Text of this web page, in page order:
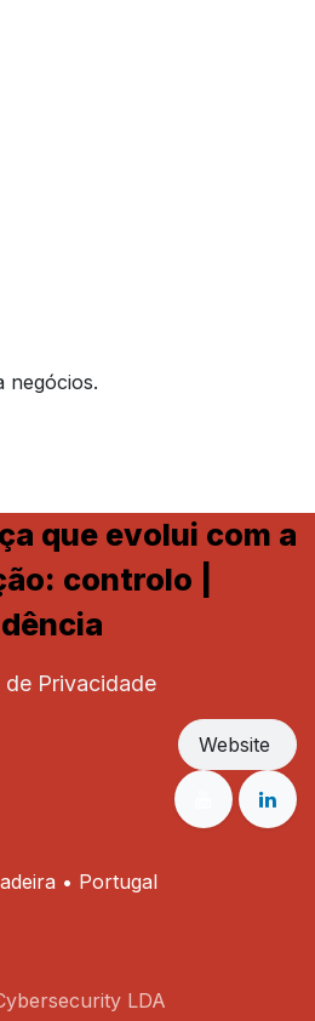
negócios.
que evolui com a
controlo |
de Privacidade
Website
• Portugal
Cybersecurity LDA